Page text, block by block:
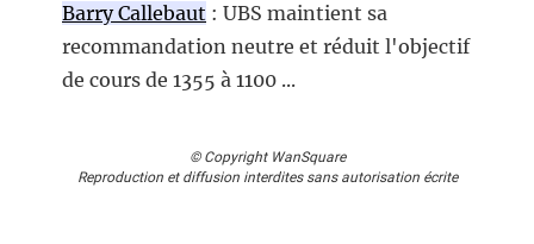
Barry Callebaut : UBS maintient sa
recommandation neutre et réduit l'objectif
de cours de 1355 à 1100 ...
© Copyright WanSquare
Reproduction et diffusion interdites sans autorisation écrite